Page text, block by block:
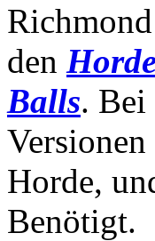
den
Balls. Bei
Horde,
Benötigt.